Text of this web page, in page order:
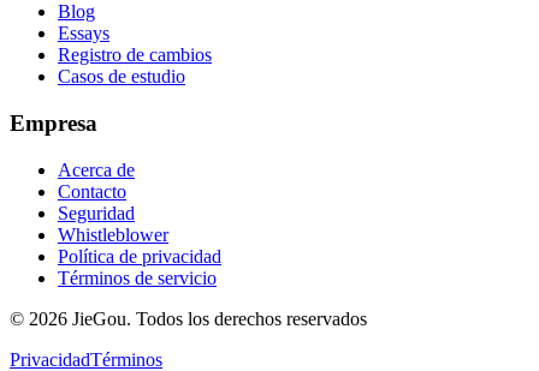
Blog
Essays
Registro de cambios
Casos de estudio
Empresa
Acerca de
Contacto
Seguridad
Whistleblower
Política de privacidad
Términos de servicio
© 2026 JieGou. Todos los derechos reservados
PrivacidadTérminos